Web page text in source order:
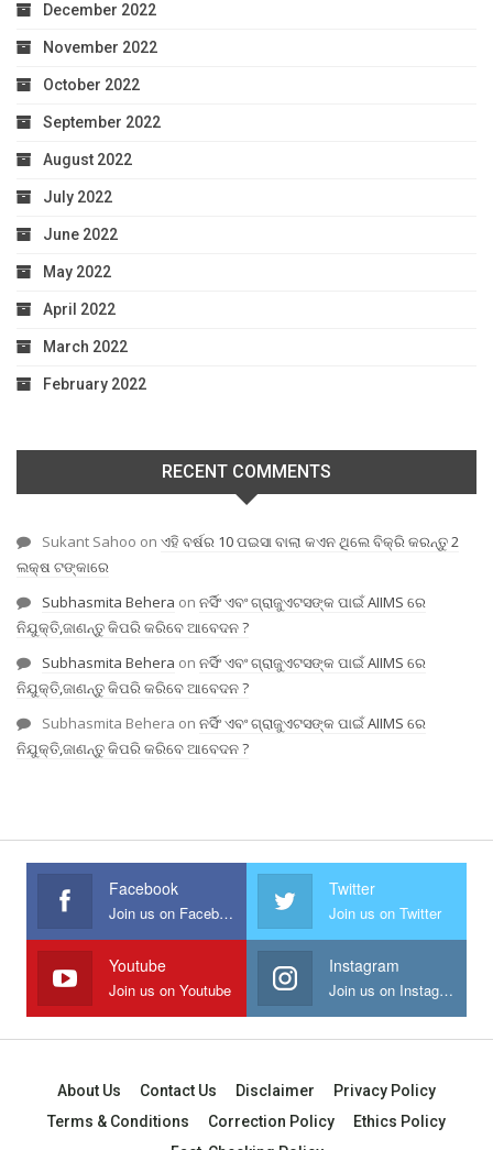
December 2022
November 2022
October 2022
September 2022
August 2022
July 2022
June 2022
May 2022
April 2022
March 2022
February 2022
RECENT COMMENTS
Sukant Sahoo on ଏହି ବର୍ଷର 10 ପଇସା ବାଲା କଏନ ଥିଲେ ବିକ୍ରି କରନ୍ତୁ 2
ଲକ୍ଷ ଟଙ୍କାରେ
Subhasmita Behera on ନର୍ସିଂ ଏବଂ ଗ୍ରାଜୁଏଟସଙ୍କ ପାଇଁ AIIMS ରେ
ନିଯୁକ୍ତି,ଜାଣନ୍ତୁ କିପରି କରିବେ ଆବେଦନ ?
Subhasmita Behera on ନର୍ସିଂ ଏବଂ ଗ୍ରାଜୁଏଟସଙ୍କ ପାଇଁ AIIMS ରେ
ନିଯୁକ୍ତି,ଜାଣନ୍ତୁ କିପରି କରିବେ ଆବେଦନ ?
Subhasmita Behera on ନର୍ସିଂ ଏବଂ ଗ୍ରାଜୁଏଟସଙ୍କ ପାଇଁ AIIMS ରେ
ନିଯୁକ୍ତି,ଜାଣନ୍ତୁ କିପରି କରିବେ ଆବେଦନ ?
Facebook
Join us on Facebook
Twitter
Join us on Twitter
Youtube
Join us on Youtube
Instagram
Join us on Instagram
About Us Contact Us Disclaimer
Privacy Policy
Terms & Conditions
Correction Policy
Ethics Policy